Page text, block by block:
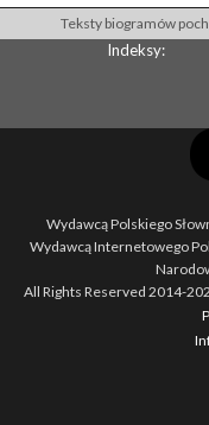
Teksty biogramów
Indeksy:
Wydawcą Polskiego
Wydawcą Internetowego
All Rights Reserved 2014-